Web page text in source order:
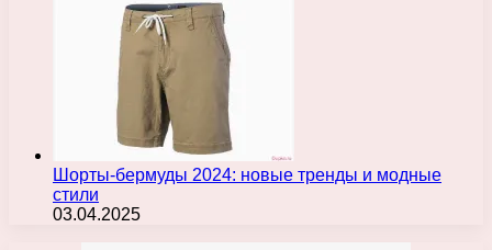
Шорты-бермуды 2024: новые тренды и модные
стили
03.04.2025